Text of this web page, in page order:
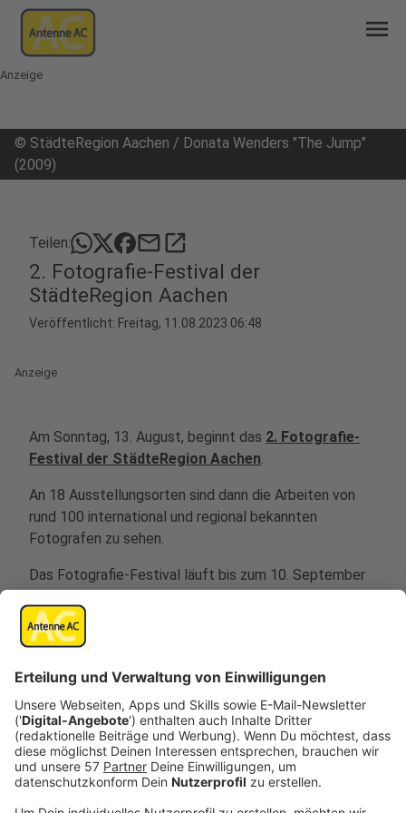
menu
Anzeige
© StädteRegion Aachen / Donata Wenders "The Jump"
(2009)
Teilen: mailopen_in_new
2. Fotografie-Festival der
StädteRegion Aachen
Veröffentlicht: Freitag, 11.08.2023 06:48
Anzeige
Am Sonntag, 13. August, beginnt das 2. Fotografie-
Festival der StädteRegion Aachen.
An 18 Ausstellungsorten sind dann die Arbeiten von
rund 100 international und regional bekannten
Fotografen zu sehen.
Das Fotografie-Festival läuft bis zum 10. September
In den Galerien und anderen kulturellen Einrichtungen
Sichtweisen auf verschiedenste Themenwelten,
haben Städteregionsrat Tim Grüttemeier und Kuratorin
Nina Mika-Helfmeier Antenne AC gesagt:.
Anzeige